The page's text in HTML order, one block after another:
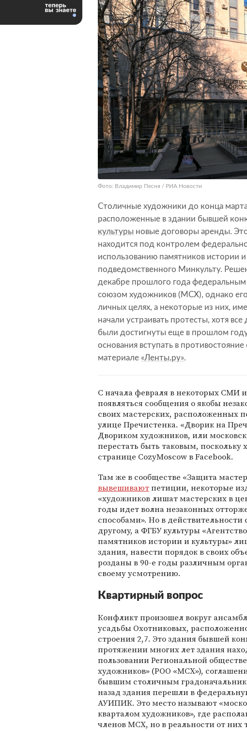
Фото: Владимир Песня / РИА Новости
Столичные художники до конца
расположенные в здании бывшей
культуры новые договоры аренды.
находится под контролем
использованию памятников истории
подведомственного Минкульту.
декабре прошлого года
союзом художников (МСХ), однако
личных целях, а некоторые из них,
начали устраивать протесты, хотя
были достигнуты еще в прошлом
основания вступать в
материале «Ленты.ру».
С начала февраля в некоторых СМИ
появляться сообщения о якобы
своих мастерских, расположенных
улице Пречистенка. «Дворик на
Двориком художников, или
перестать быть таковым,
странице CozyMoscow в Facebook.
Там же в сообществе «Защита
вывешиваютпетиции, некоторые
«художников лишат мастерских в
годы идет волна незаконных
способами». Но в
другому, а ФГБУ культуры
памятников истории и культуры»
здания, навести порядок в своих
розданы в 90-е годы различным
своему усмотрению.
Квартирный вопрос
Конфликт произошел вокруг
усадьбы Охотниковых,
строения 2,7. Это здания бывшей
протяжении многих лет здания
пользовании Региональной
художников» (РОО «МСХ»),
бывшим столичным
назад здания перешли в
АУИПИК. Это место называют
кварталом художников», где
членов МСХ, но в реальности от них